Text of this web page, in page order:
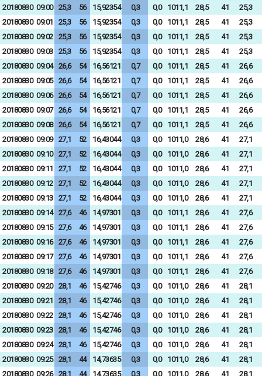
20180830 09:00 25,3 56 15,92354 0,3 0,0 1011,1 28,5 41
25,3
20180830 09:01 25,3 56 15,92354 0,3 0,0 1011,1 28,5 41
25,3
20180830 09:02 25,3 56 15,92354 0,3 0,0 1011,1 28,5 41
25,3
20180830 09:03 25,3 56 15,92354 0,3 0,0 1011,1 28,5 41
25,3
20180830 09:04 26,6 54 16,56121 0,7 0,0 1011,1 28,5 41
26,6
20180830 09:05 26,6 54 16,56121 0,7 0,0 1011,1 28,5 41
26,6
20180830 09:06 26,6 54 16,56121 0,7 0,0 1011,1 28,5 41
26,6
20180830 09:07 26,6 54 16,56121 0,7 0,0 1011,1 28,5 41
26,6
20180830 09:08 26,6 54 16,56121 0,7 0,0 1011,1 28,5 41
26,6
20180830 09:09 27,1 52 16,43044 0,3 0,0 1011,0 28,6 41
27,1
20180830 09:10 27,1 52 16,43044 0,3 0,0 1011,0 28,6 41
27,1
20180830 09:11 27,1 52 16,43044 0,3 0,0 1011,0 28,6 41
27,1
20180830 09:12 27,1 52 16,43044 0,3 0,0 1011,0 28,6 41
27,1
20180830 09:13 27,1 52 16,43044 0,3 0,0 1011,0 28,6 41
27,1
20180830 09:14 27,6 46 14,97301 0,3 0,0 1011,1 28,6 41
27,6
20180830 09:15 27,6 46 14,97301 0,3 0,0 1011,1 28,6 41
27,6
20180830 09:16 27,6 46 14,97301 0,3 0,0 1011,1 28,6 41
27,6
20180830 09:17 27,6 46 14,97301 0,3 0,0 1011,1 28,6 41
27,6
20180830 09:18 27,6 46 14,97301 0,3 0,0 1011,1 28,6 41
27,6
20180830 09:20 28,1 46 15,42746 0,3 0,0 1011,0 28,6 41
28,1
20180830 09:21 28,1 46 15,42746 0,3 0,0 1011,0 28,6 41
28,1
20180830 09:22 28,1 46 15,42746 0,3 0,0 1011,0 28,6 41
28,1
20180830 09:23 28,1 46 15,42746 0,3 0,0 1011,0 28,6 41
28,1
20180830 09:24 28,1 46 15,42746 0,3 0,0 1011,0 28,6 41
28,1
20180830 09:25 28,1 44 14,73635 0,3 0,0 1011,0 28,6 41
28,1
20180830 09:26 28,1 44 14,73635 0,3 0,0 1011,0 28,6 41 28,1